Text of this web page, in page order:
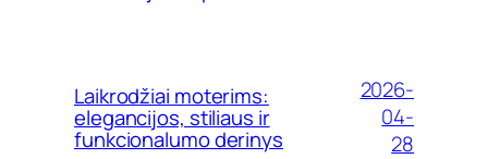
Laikrodžiai moterims:
elegancijos, stiliaus ir
funkcionalumo derinys
2026-
04-
28